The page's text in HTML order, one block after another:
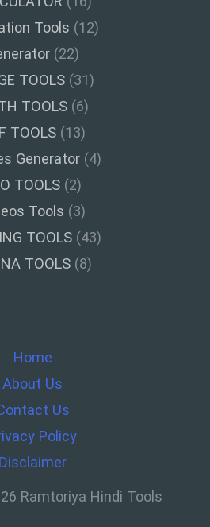
Tools (12)
(22)
TOOLS(31)
TOOLS (6)
TOOLS(13)
Generator(4)
TOOLS (2)
Tools (3)
TOOLS (43)
TOOLS(8)
Home
About Us
Us
Policy
Disclaimer
Ramtoriya Hindi Tools